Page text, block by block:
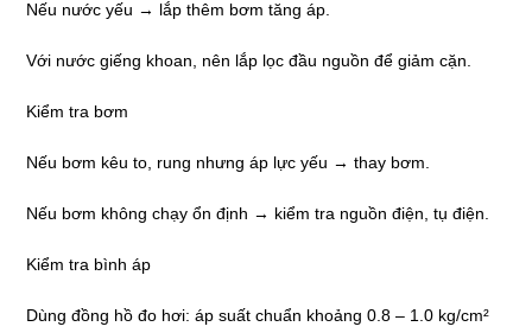
Nếu nước yếu → lắp thêm bơm tăng áp.
Với nước giếng khoan, nên lắp lọc đầu nguồn để giảm cặn.
Kiểm tra bơm
Nếu bơm kêu to, rung nhưng áp lực yếu → thay bơm.
Nếu bơm không chạy ổn định → kiểm tra nguồn điện, tụ điện.
Kiểm tra bình áp
Dùng đồng hồ đo hơi: áp suất chuẩn khoảng 0.8 – 1.0 kg/cm²